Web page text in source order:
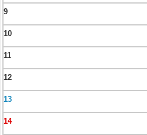
9
10
11
12
13
14